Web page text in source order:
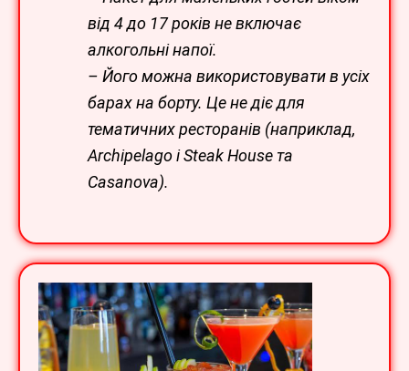
від 4 до 17 років не включає
алкогольні напої.
– Його можна використовувати в усіх
барах на борту. Це не діє для
тематичних ресторанів (наприклад,
Archipelago і Steak House та
Casanova).